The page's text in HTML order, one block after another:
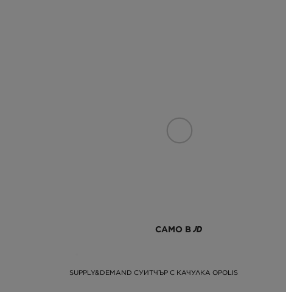
САМО В
SUPPLY&DEMAND СУИТЧЪР С КАЧУЛКА OPOLIS